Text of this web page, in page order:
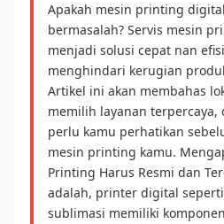
Apakah mesin printing
bermasalah? Servis mesin
menjadi solusi cepat nan
menghindari kerugian
Artikel ini akan membahas
memilih layanan terpercaya,
perlu kamu perhatikan
mesin printing kamu.
Printing Harus Resmi dan
adalah, printer digital seperti
sublimasi memiliki